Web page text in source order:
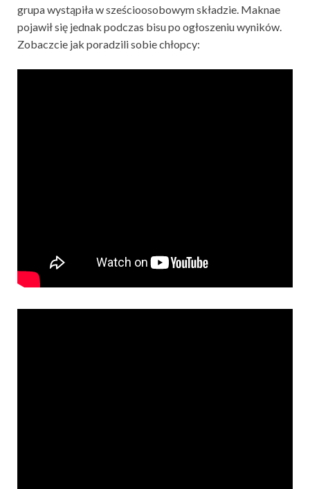
grupa wystąpiła w sześcioosobowym składzie. Maknae
pojawił się jednak podczas bisu po ogłoszeniu wyników.
Zobaczcie jak poradzili sobie chłopcy: